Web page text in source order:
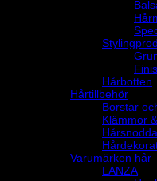
Hårbotten
Hårtillbehör
Borstar
Klämmor
Varumärken hår
LANZA